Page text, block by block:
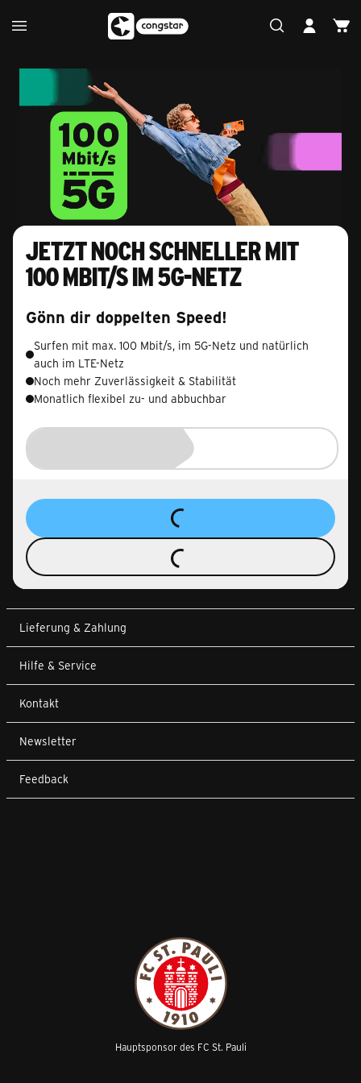
Jetzt noch schneller mit
100 Mbit/s im 5G-Netz
Gönn dir doppelten Speed!
Surfen mit max. 100 Mbit/s, im 5G-Netz und natürlich
auch im LTE-Netz
Noch mehr Zuverlässigkeit & Stabilität
Monatlich flexibel zu- und abbuchbar
Lieferung & Zahlung
Hilfe & Service
Kontakt
Newsletter
Feedback
Hauptsponsor des FC St. Pauli